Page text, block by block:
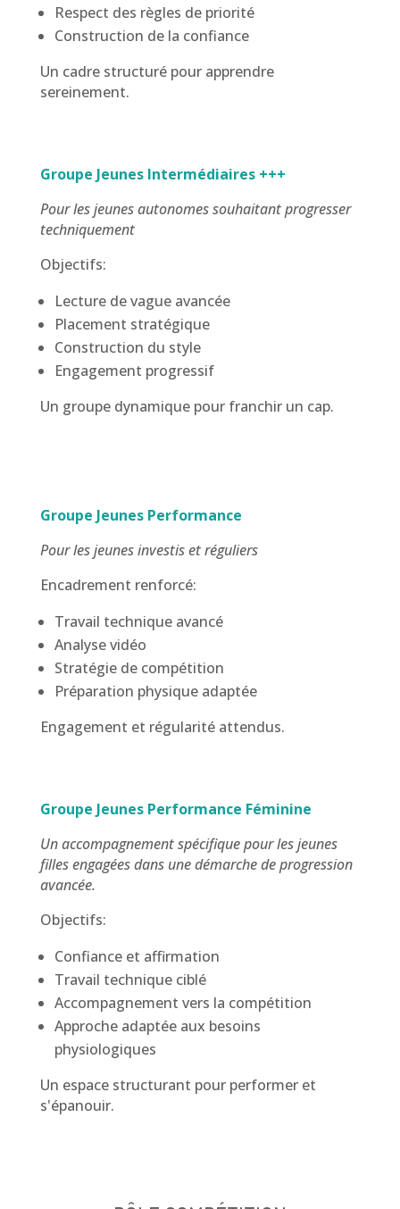
Respect des règles de priorité
Construction de la confiance
Un cadre structuré pour apprendre
sereinement.
Groupe Jeunes Intermédiaires +++
Pour les jeunes autonomes souhaitant progresser
techniquement
Objectifs:
Lecture de vague avancée
Placement stratégique
Construction du style
Engagement progressif
Un groupe dynamique pour franchir un cap.
Groupe Jeunes Performance
Pour les jeunes investis et réguliers
Encadrement renforcé:
Travail technique avancé
Analyse vidéo
Stratégie de compétition
Préparation physique adaptée
Engagement et régularité attendus.
Groupe Jeunes Performance Féminine
Un accompagnement spécifique pour les jeunes
filles engagées dans une démarche de progression
avancée.
Objectifs:
Confiance et affirmation
Travail technique ciblé
Accompagnement vers la compétition
Approche adaptée aux besoins
physiologiques
Un espace structurant pour performer et
s'épanouir.